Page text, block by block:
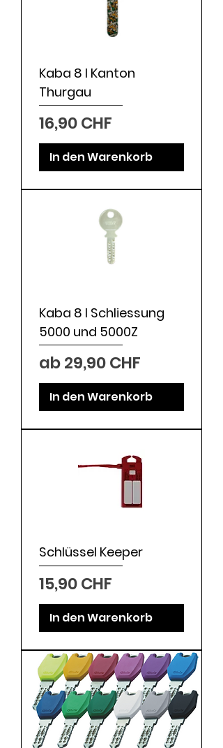
Kaba 8 I Kanton
Thurgau
Preis
16,90 CHF
In den Warenkorb
Kaba 8 I Schliessung
5000 und 5000Z
ab29,90 CHF
Sale-Preis
In den Warenkorb
Schlüssel Keeper
Preis
15,90 CHF
In den Warenkorb